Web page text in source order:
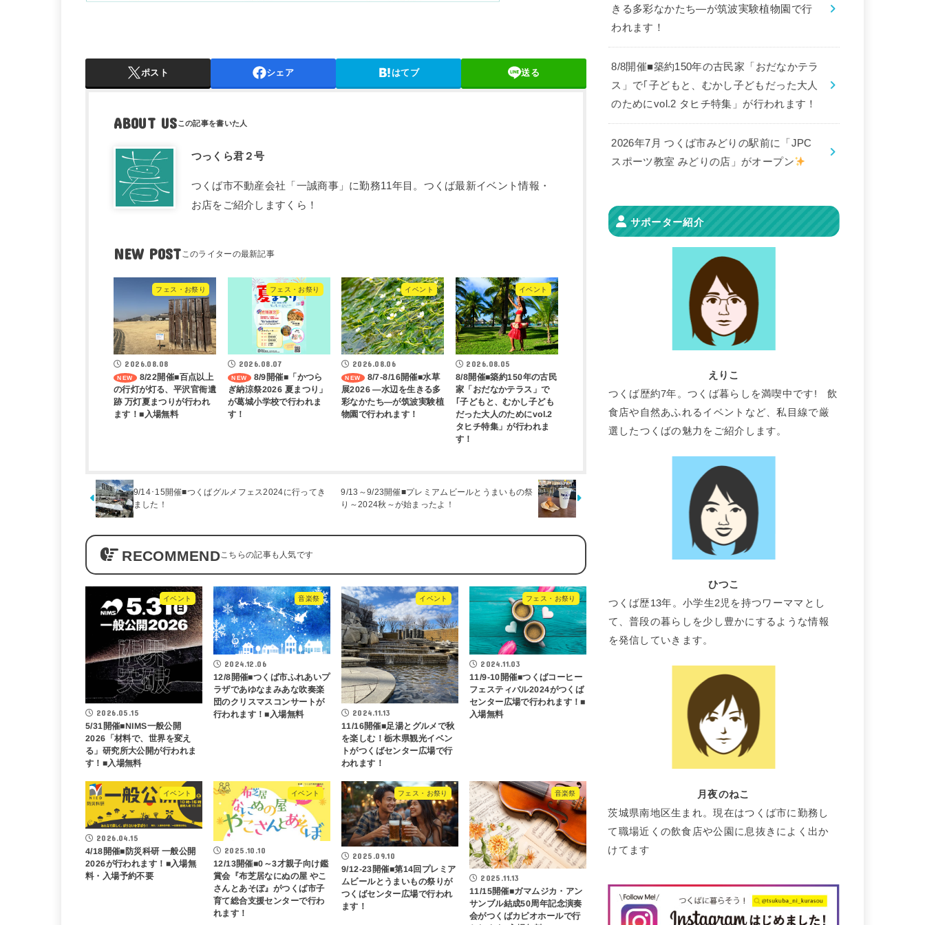
ポスト シェア はてブ 送る
ABOUT US
つっくら君２号
つくば市不動産会社「一誠商事」に勤務11年目。つくば最新イベント情報・
お店をご紹介しますくら！
NEW POST
フェス・お祭り
2026.08.08
8/22開催■百点以上
の行灯が灯る、平沢官衙遺
跡 万灯夏まつりが行われ
ます！■入場無料
フェス・お祭り
2026.08.07
8/9開催■「かつら
ぎ納涼祭2026 夏まつり」
が葛城小学校で行われま
す！
イベント
2026.08.06
8/7-8/16開催■水草
展2026 ―水辺を生きる多
彩なかたち―が筑波実験植
物園で行われます！
イベント
2026.08.05
8/8開催■築約150年の古民
家「おだなかテラス」で
｢子どもと、むかし子ども
だった大人のためにvol.2
タヒチ特集」が行われま
す！
9/14･15開催■つくばグルメフェス2024に行ってき
ました！
9/13～9/23開催■プレミアムビールとうまいもの祭
り～2024秋～が始まったよ！
RECOMMEND
イベント
2026.05.15
5/31開催■NIMS一般公開
2026「材料で、世界を変え
る」研究所大公開が行われま
す！■入場無料
音楽祭
2024.12.06
12/8開催■つくば市ふれあいプ
ラザであゆなまみあな吹奏楽
団のクリスマスコンサートが
行われます！■入場無料
イベント
2024.11.13
11/16開催■足湯とグルメで秋
を楽しむ！栃木県観光イベン
トがつくばセンター広場で行
われます！
フェス・お祭り
2024.11.03
11/9-10開催■つくばコーヒー
フェスティバル2024がつくば
センター広場で行われます！■
入場無料
イベント
2026.04.15
4/18開催■防災科研 一般公開
2026が行われます！■入場無
料・入場予約不要
イベント
2025.10.10
12/13開催■0～3才親子向け鑑
賞会『布芝居なにぬの屋 やこ
さんとあそぼ』がつくば市子
育て総合支援センターで行わ
れます！
フェス・お祭り
2025.09.10
9/12-23開催■第14回プレミア
ムビールとうまいもの祭りが
つくばセンター広場で行われ
ます！
音楽祭
2025.11.13
11/15開催■ガマムジカ・アン
サンブル結成50周年記念演奏
会がつくばカピオホールで行
きる多彩なかたち―が筑波実験植物園で行
われます！
8/8開催■築約150年の古民家「おだなかテラ
ス」で｢子どもと、むかし子どもだった大人
のためにvol.2 タヒチ特集」が行われます！
2026年7月 つくば市みどりの駅前に「JPC
スポーツ教室 みどりの店」がオープン
サポーター紹介
えりこ
つくば歴約7年。つくば暮らしを満喫中です! 飲
食店や自然あふれるイベントなど、私目線で厳
選したつくばの魅力をご紹介します。
ひつこ
つくば歴13年。小学生2児を持つワーママとし
て、普段の暮らしを少し豊かにするような情報
を発信していきます。
月夜のねこ
茨城県南地区生まれ。現在はつくば市に勤務し
て職場近くの飲食店や公園に息抜きによく出か
けてます